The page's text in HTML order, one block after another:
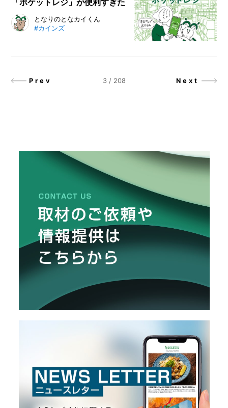
る便利なクリップなど、自転車ユー
ザーにとって嬉しい機能が満載。お
しゃれなデザインと高い防水性を兼
「ポケットレジ」が便利すぎた
カインズアプリの便利機能「ポケッ
トレジ」を徹底紹介。商品のバーコ
となりのとなカイくん
#カインズ
Prev 3 / 208 Next